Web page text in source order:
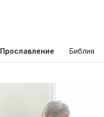
Прославление Библия